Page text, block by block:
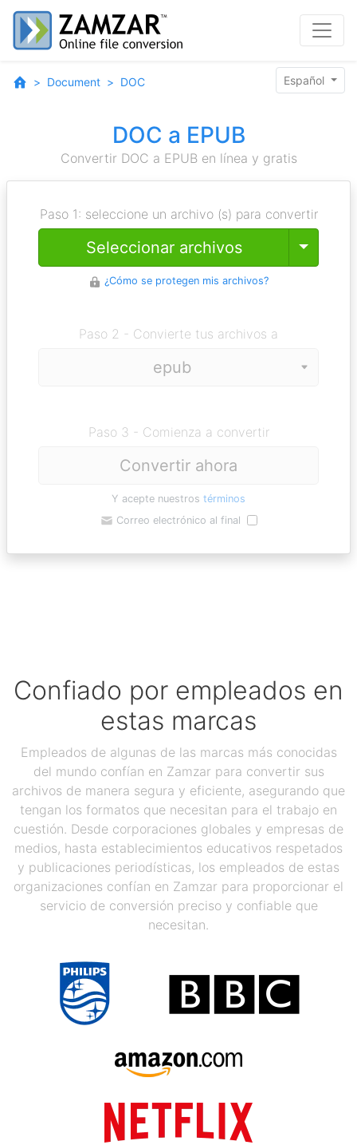
Document DOC Español
DOC a EPUB
Convertir DOC a EPUB en línea y gratis
Paso 1: seleccione un archivo (s) para convertir
Seleccionar archivos Toggle
¿Cómo se protegen mis archivos?
Paso 2 - Convierte tus archivos a
Paso 3 - Comienza a convertir
Convertir ahora
Y acepte nuestros términos
Correo electrónico al final
Confiado por empleados en
estas marcas
Empleados de algunas de las marcas más conocidas
del mundo confían en Zamzar para convertir sus
archivos de manera segura y eficiente, asegurando que
tengan los formatos que necesitan para el trabajo en
cuestión. Desde corporaciones globales y empresas de
medios, hasta establecimientos educativos respetados
y publicaciones periodísticas, los empleados de estas
organizaciones confían en Zamzar para proporcionar el
servicio de conversión preciso y confiable que
necesitan.